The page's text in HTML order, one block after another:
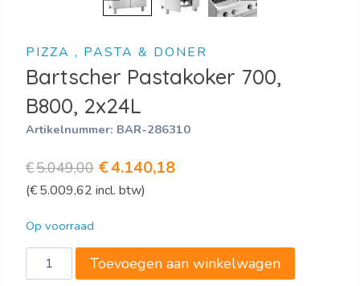
PIZZA , PASTA & DONER
Bartscher Pastakoker 700,
B800, 2x24L
Artikelnummer: BAR-286310
€5.049,00 Oorspronkelijke
prijs
€5.049,00.
€4.140,18Huidige
€4.140,18.
(€5.009,62 incl. btw)
Op voorraad
Bartscher
Pastakoker
Toevoegen aan winkelwagen